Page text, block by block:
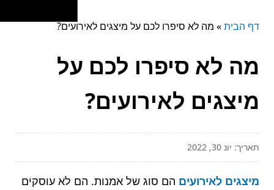
דף הבית» מה לא סיפרו לכם על מיצגים לאירועים?
מה לא סיפרו לכם על
מיצגים לאירועים?
תאריך: יונ 30, 2022
מיצגים לאירועים הם סוג של אמנות. הם לא עוסקים